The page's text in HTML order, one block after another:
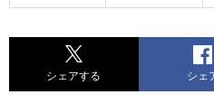
シェアする シェ